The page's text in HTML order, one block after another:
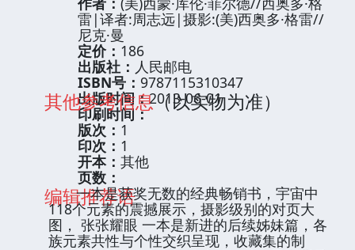
雷|译者:周志远|摄影:(美)西奥多·格雷//
尼克·曼
定价： 186
出版社： 人民邮电
ISBN号： 9787115310347
其他参考信息（以实物为准）
出版时间：2013-06-01
印刷时间：
版次： 1
印次： 1
开本： 其他
页数：
编辑推荐语
一本是获奖无数的经典畅销书，宇宙中
118个元素的震撼展示，摄影级别的对页大
图， 张张耀眼 一本是新进的后续姊妹篇，各
族元素共性与个性交织呈现，收藏集的制